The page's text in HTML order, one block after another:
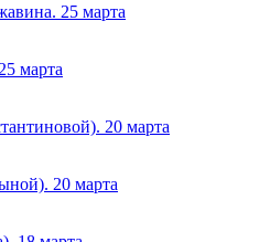
25 марта
марта
20 марта
20 марта